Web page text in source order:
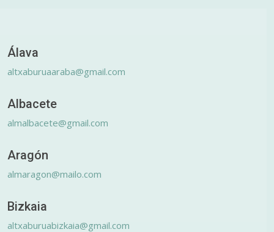
Álava
altxaburuaaraba@gmail.com
Albacete
almalbacete@gmail.com
Aragón
almaragon@mailo.com
Bizkaia
altxaburuabizkaia@gmail.com